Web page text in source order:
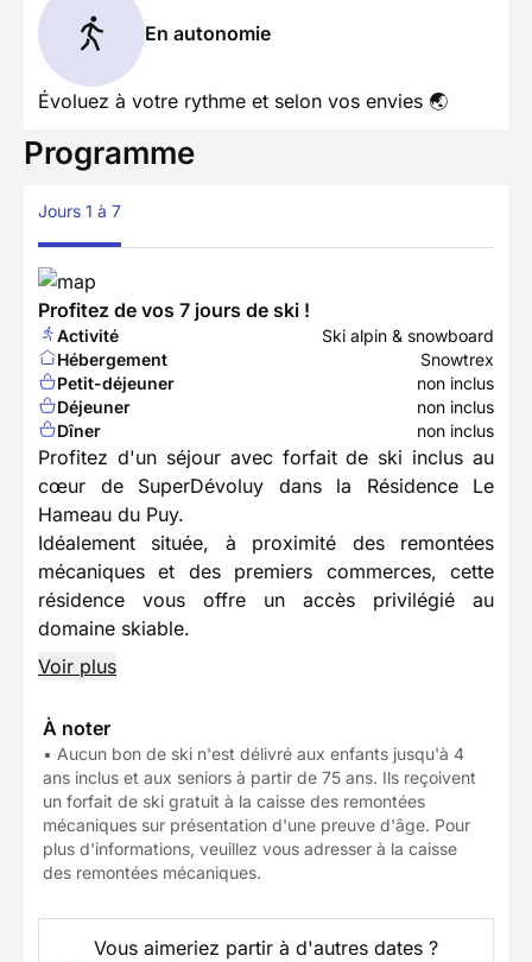
En autonomie
Évoluez à votre rythme et selon vos envies 🌏
Programme
Jours 1 à 7
Profitez de vos 7 jours de ski !
Activité
Ski alpin & snowboard
Hébergement
Snowtrex
Petit-déjeuner
non inclus
Déjeuner
non inclus
Dîner
non inclus
Profitez d'un séjour avec forfait de ski inclus au
cœur de SuperDévoluy dans la Résidence Le
Hameau du Puy.
Idéalement située, à proximité des remontées
mécaniques et des premiers commerces, cette
résidence vous offre un accès privilégié au
domaine skiable.
Voir plus
À noter
• Aucun bon de ski n'est délivré aux enfants jusqu'à 4
ans inclus et aux seniors à partir de 75 ans. Ils reçoivent
un forfait de ski gratuit à la caisse des remontées
mécaniques sur présentation d'une preuve d'âge. Pour
plus d'informations, veuillez vous adresser à la caisse
des remontées mécaniques.
Vous aimeriez partir à d'autres dates ?